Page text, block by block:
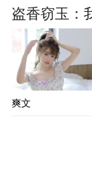
盗香窃玉：
爽文